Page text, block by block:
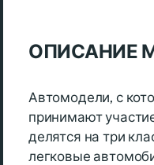
ОПИСАНИЕ
Автомодели, с
принимают
делятся на три
легковые